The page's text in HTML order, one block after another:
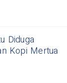
Diduga
Kopi Mertua